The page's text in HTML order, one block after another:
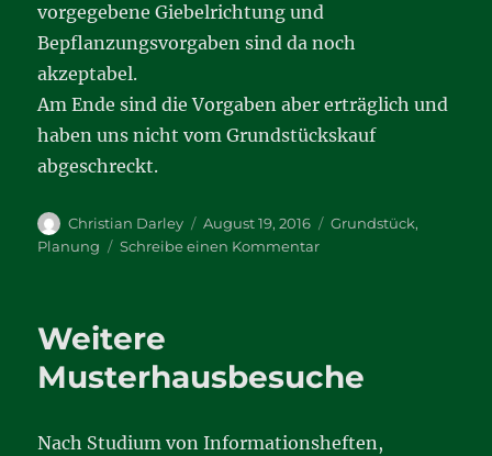
vorgegebene Giebelrichtung und
Bepflanzungsvorgaben sind da noch
akzeptabel.
Am Ende sind die Vorgaben aber erträglich und
haben uns nicht vom Grundstückskauf
abgeschreckt.
Autor
Christian Darley
Veröffentlicht
am
August 19, 2016 Kategorien
Grundstück,
Planung
Schreibe einen Kommentarzu
Weitere
Musterhausbesuche
Nach Studium von Informationsheften,